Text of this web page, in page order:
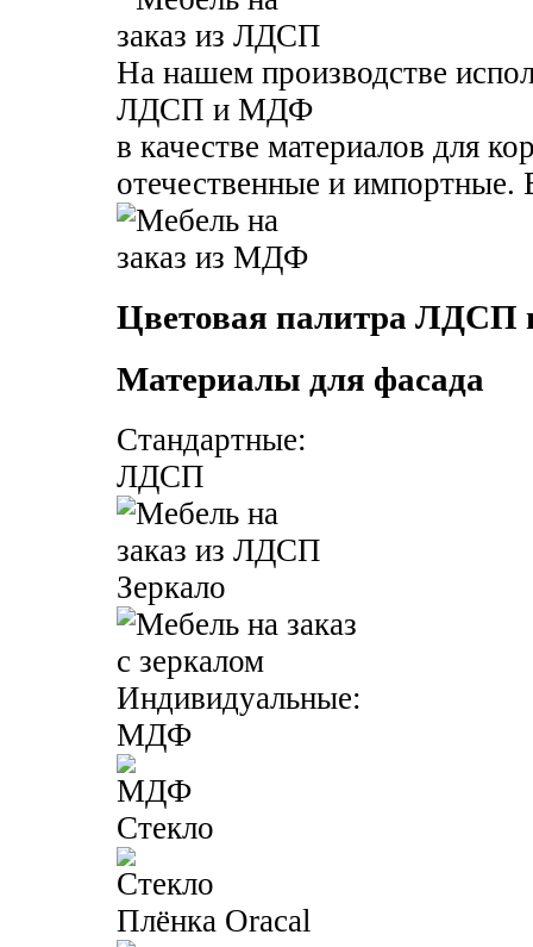
На нашем производстве
ЛДСП и МДФ
в качестве материалов для
отечественные и импортные.
Цветовая палитра
Материалы для фасада
Стандартные:
ЛДСП
Зеркало
Индивидуальные:
МДФ
Стекло
Плёнка Oracal